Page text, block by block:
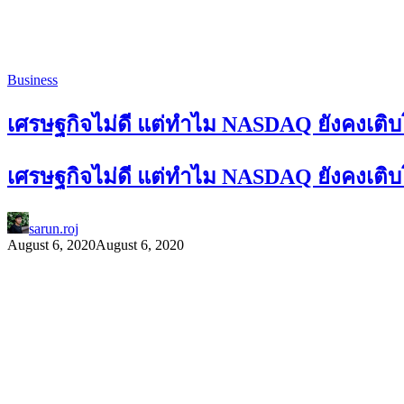
Business
เศรษฐกิจไม่ดี แต่ทำไม NASDAQ ยังคงเติ
เศรษฐกิจไม่ดี แต่ทำไม NASDAQ ยังคงเติ
sarun.roj
August 6, 2020August 6, 2020